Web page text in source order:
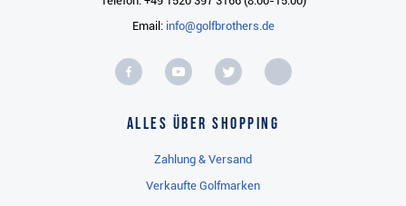
Alles über Shopping
Verkaufte Golfmarken
Unsere Dienste